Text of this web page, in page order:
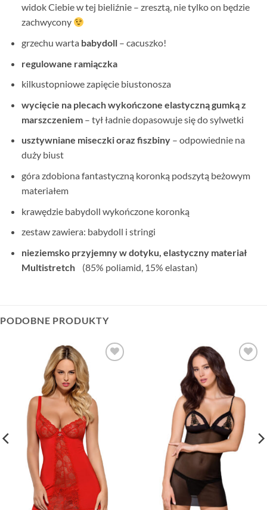
widok Ciebie w tej bieliźnie – zresztą, nie tylko on będzie
zachwycony
grzechu warta babydoll– cacuszko!
regulowane ramiączka
kilkustopniowe zapięcie biustonosza
wycięcie na plecach wykończone elastyczną gumką z
marszczeniem– tył ładnie dopasowuje się do sylwetki
usztywniane miseczki oraz fiszbiny– odpowiednie na
duży biust
góra zdobiona fantastyczną koronką podszytą beżowym
materiałem
krawędzie babydoll wykończone koronką
zestaw zawiera: babydoll i stringi
nieziemsko przyjemny w dotyku, elastyczny materiał
Multistretch(85% poliamid, 15% elastan)
PODOBNE PRODUKTY